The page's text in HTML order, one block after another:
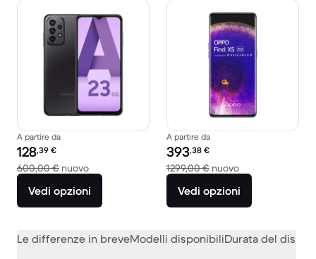
A partire da
Prezzo del ricondizionato:
128,39 €
600,00 € nuovoRispetto a 600,00 € del nuovo
Vedi opzioni
A partire da
Prezzo del ricondizionato:
393,38 €
1299,00 € nuovoRispetto a
Vedi opzioni
Le differenze in breveModelli disponibiliDurata del